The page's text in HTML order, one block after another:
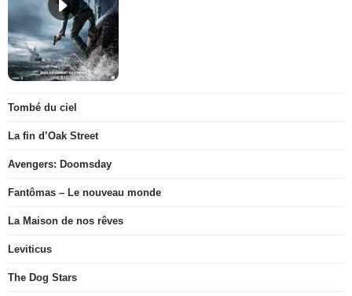
Tombé du ciel
La fin d’Oak Street
Avengers: Doomsday
Fantômas – Le nouveau monde
La Maison de nos rêves
Leviticus
The Dog Stars